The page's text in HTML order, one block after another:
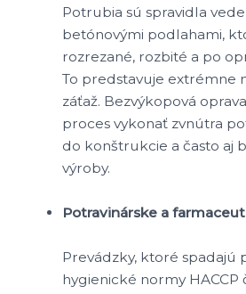
Potrubia sú spravidla
betónovými podlahami,
rozrezané, rozbité a po
To predstavuje extrémne
záťaž. Bezvýkopová
proces vykonať zvnútra
do konštrukcie a často aj
výroby.
Potravinárske a
Prevádzky, ktoré spadajú
hygienické normy HACCP